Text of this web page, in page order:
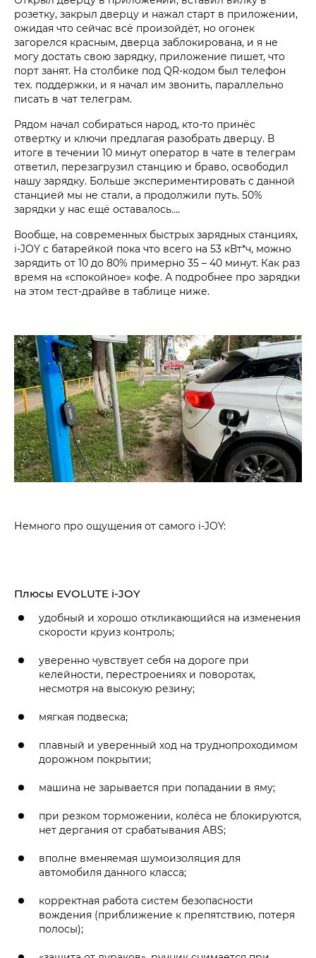
розетку, закрыл дверцу и нажал старт в приложении,
ожидая что сейчас всё произойдёт, но огонек
загорелся красным, дверца заблокирована, и я не
могу достать свою зарядку, приложение пишет, что
порт занят. На столбике под QR-кодом был телефон
тех. поддержки, и я начал им звонить, параллельно
писать в чат телеграм.
Рядом начал собираться народ, кто-то принёс
отвертку и ключи предлагая разобрать дверцу. В
итоге в течении 10 минут оператор в чате в телеграм
ответил, перезагрузил станцию и браво, освободил
нашу зарядку. Больше экспериментировать с данной
станцией мы не стали, а продолжили путь. 50%
зарядки у нас ещё оставалось….
Вообще, на современных быстрых зарядных станциях,
i‑JOY с батарейкой пока что всего на 53 кВт*ч, можно
зарядить от 10 до 80% примерно 35 – 40 минут. Как раз
время на «спокойное» кофе. А подробнее про зарядки
на этом тест-драйве в таблице ниже.
Немного про ощущения от самого i‑JOY:
Плюсы EVOLUTE i‑JOY
удобный и хорошо откликающийся на изменения
скорости круиз контроль;
уверенно чувствует себя на дороге при
келейности, перестроениях и поворотах,
несмотря на высокую резину;
мягкая подвеска;
плавный и уверенный ход на труднопроходимом
дорожном покрытии;
машина не зарывается при попадании в яму;
при резком торможении, колёса не блокируются,
нет дергания от срабатывания ABS;
вполне вменяемая шумоизоляция для
автомобиля данного класса;
корректная работа систем безопасности
вождения (приближение к препятствию, потеря
полосы);